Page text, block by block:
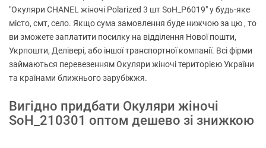
"Окуляри CHANEL жіночі Polarized 3 шт SoH_P6019" у будь-яке
місто, смт, село. Якщо сума замовлення буде нижчою за цю , то
ви зможете заплатити посилку на відділення Нової пошти,
Укрпошти, Делівері, або іншої транспортної компанії. Всі фірми
займаються перевезенням Окуляри жіночі територією України
та країнами ближнього зарубіжжя.
Вигідно придбати Окуляри жіночі
SoH_210301 оптом дешево зі знижкою